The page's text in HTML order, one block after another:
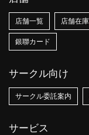
店舗一覧 店舗在
銀聯カード
サークル向け
サークル委託案内
サービス